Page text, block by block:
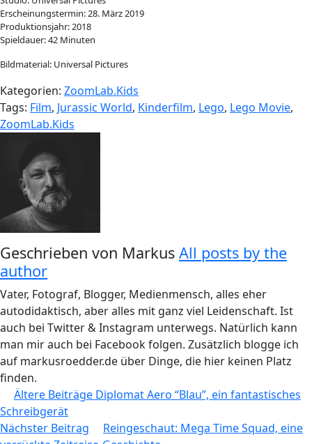
Erscheinungstermin: 28. März 2019
Produktionsjahr: 2018
Spieldauer: 42 Minuten
Bildmaterial: Universal Pictures
Kategorien: ZoomLab.Kids
Tags: Film, Jurassic World, Kinderfilm, Lego, Lego Movie,
ZoomLab.Kids
Geschrieben von Markus All posts by the
author
Vater, Fotograf, Blogger, Medienmensch, alles eher
autodidaktisch, aber alles mit ganz viel Leidenschaft. Ist
auch bei Twitter & Instagram unterwegs. Natürlich kann
man mir auch bei Facebook folgen. Zusätzlich blogge ich
auf markusroedder.de über Dinge, die hier keinen Platz
finden.
Beitragsnavigation
Ältere Beiträge Diplomat Aero “Blau”, ein fantastisches
Schreibgerät
Nächster Beitrag
Reingeschaut: Mega Time Squad, eine